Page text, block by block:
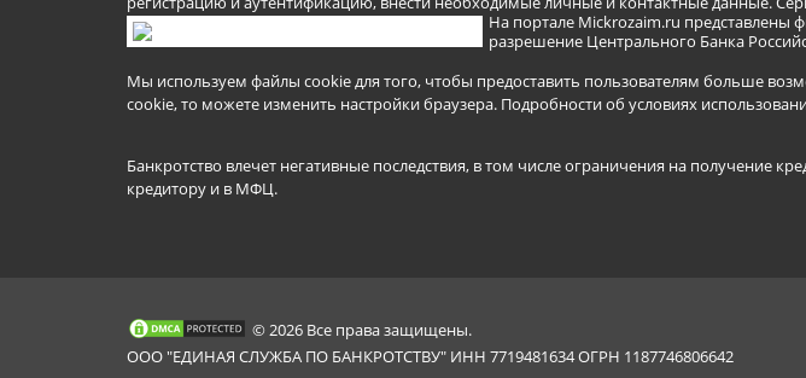
На портале Mickrozaim.ru
разрешение Центрального Банка
Мы используем файлы cookie для того, чтобы предоставить пользователям больше
cookie, то можете изменить настройки браузера. Подробности об условиях
Банкротство влечет негативные последствия, в том числе ограничения на получение
кредитору и в МФЦ.
© 2026 Все права защищены.
ООО "ЕДИНАЯ СЛУЖБА ПО БАНКРОТСТВУ" ИНН 7719481634 ОГРН 1187746806642